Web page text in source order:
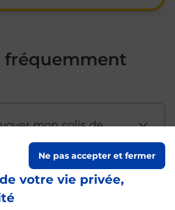
votre vie privée,
Ne pas accepter et fermer
fréquemment
mon colis de
d’acheter un
depuis un